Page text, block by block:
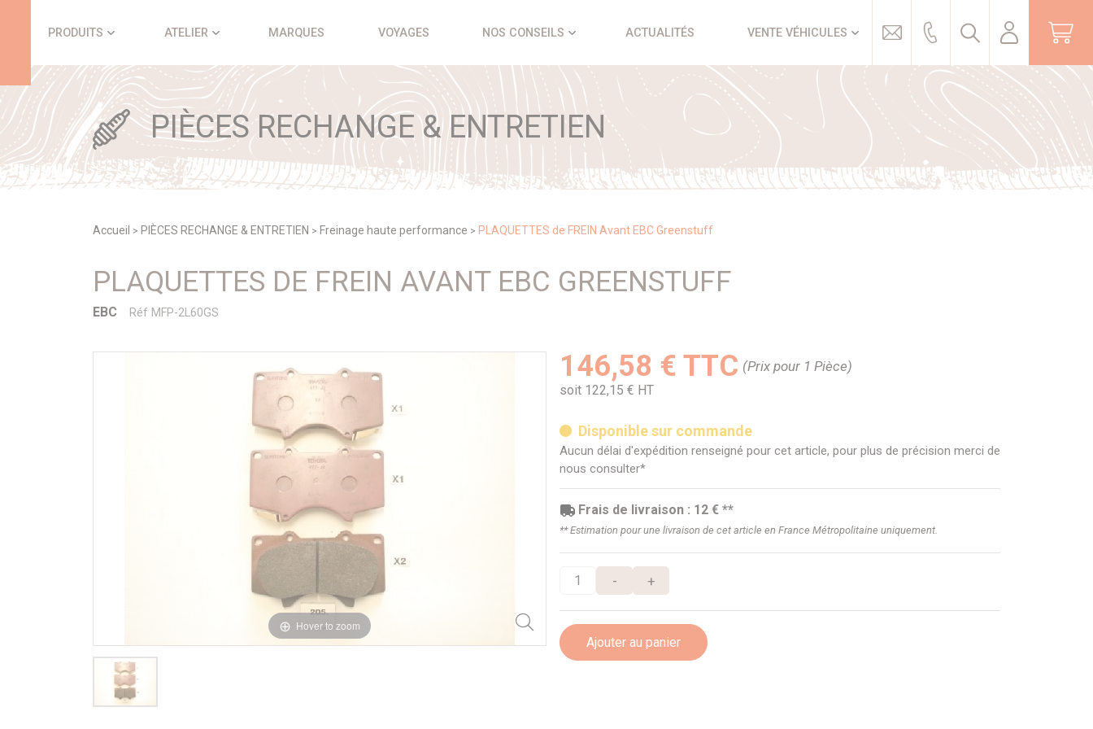
PRODUITS ATELIER MARQUES VOYAGES NOS CONSEILS ACTUALITÉS VENTE VÉHICULES
PIÈCES RECHANGE & ENTRETIEN
Accueil > PIÈCES RECHANGE & ENTRETIEN > Freinage haute performance > PLAQUETTES de FREIN Avant EBC Greenstuff
PLAQUETTES DE FREIN AVANT EBC GREENSTUFF
EBC Réf MFP-2L60GS
Hover to zoom
146,58 € TTC (Prix pour 1 Pièce)
soit 122,15 € HT
Disponible sur commande
Aucun délai d'expédition renseigné pour cet article, pour plus de précision merci de
nous consulter*
Frais de livraison : 12 € **
** Estimation pour une livraison de cet article en France Métropolitaine uniquement.
- +
Ajouter au panier